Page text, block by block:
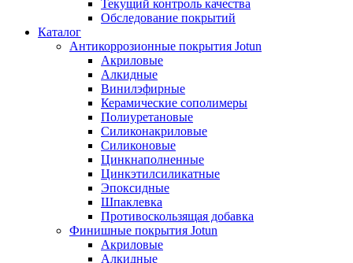
Текущий контроль качества
Обследование покрытий
Каталог
Антикоррозионные покрытия Jotun
Акриловые
Алкидные
Винилэфирные
Керамические сополимеры
Полиуретановые
Силиконакриловые
Силиконовые
Цинкнаполненные
Цинкэтилсиликатные
Эпоксидные
Шпаклевка
Противоскользящая добавка
Финишные покрытия Jotun
Акриловые
Алкидные